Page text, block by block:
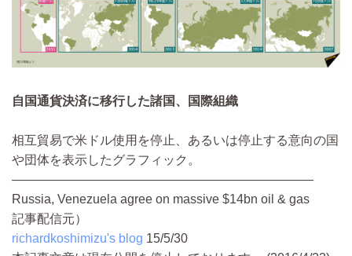
自国通貨決済に移行した諸国、国際組織
相互貿易で米ドル使用を停止、あるいは停止する意向の国
や団体を表示したグラフィック。
————————————————————————
Russia, Venezuela agree on massive $14bn oil & gas
記事配信元）
richardkoshimizu's blog 15/5/30